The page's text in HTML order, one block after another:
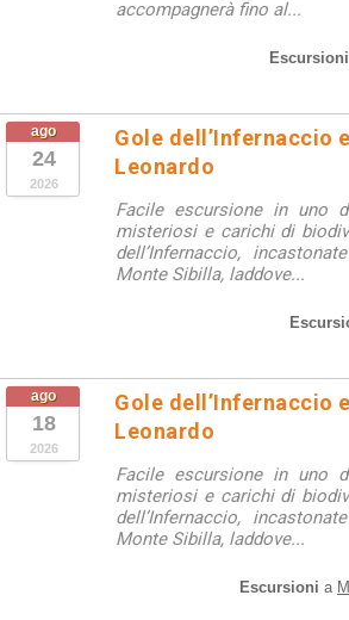
accompagnerà fino al...
Escursioni
ago
24
2026
Gole dell’Infernaccio
Leonardo
Facile escursione in uno
misteriosi e carichi di
dell’Infernaccio,
Monte Sibilla, laddove...
ago
18
2026
Gole dell’Infernaccio
Leonardo
Facile escursione in uno
misteriosi e carichi di
dell’Infernaccio,
Monte Sibilla, laddove...
Escursioni a